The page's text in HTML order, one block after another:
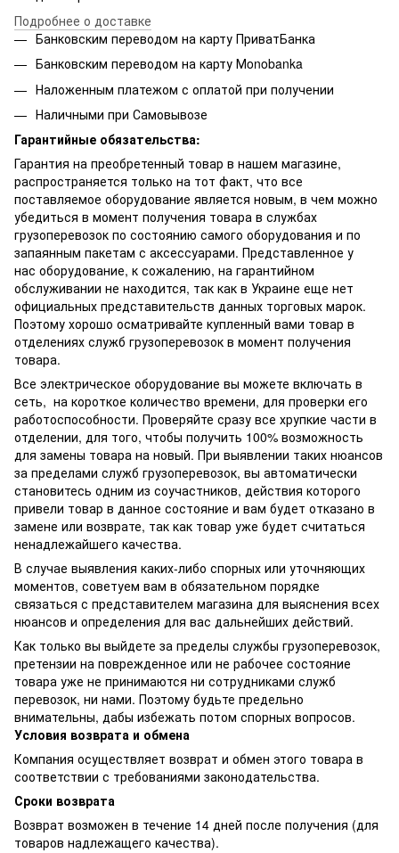
Подробнее о доставке
Банковским переводом на карту ПриватБанка
Банковским переводом на карту Мonobanka
Наложенным платежом с оплатой при получении
Наличными при Самовывозе
Гарантийные обязательства:
Гарантия на преобретенный товар в нашем магазине,
распространяется только на тот факт, что все
поставляемое оборудование является новым, в чем можно
убедиться в момент получения товара в службах
грузоперевозок по состоянию самого оборудования и по
запаянным пакетам с аксессуарами. Представленное у
нас оборудование, к сожалению, на гарантийном
обслуживании не находится, так как в Украине еще нет
официальных представительств данных торговых марок.
Поэтому хорошо осматривайте купленный вами товар в
отделениях служб грузоперевозок в момент получения
товара.
Все электрическое оборудование вы можете включать в
сеть, на короткое количество времени, для проверки его
работоспособности. Проверяйте сразу все хрупкие части в
отделении, для того, чтобы получить 100% возможность
для замены товара на новый. При выявлении таких нюансов
за пределами служб грузоперевозок, вы автоматически
становитесь одним из соучастников, действия которого
привели товар в данное состояние и вам будет отказано в
замене или возврате, так как товар уже будет считаться
ненадлежайшего качества.
В случае выявления каких-либо спорных или уточняющих
моментов, советуем вам в обязательном порядке
связаться с представителем магазина для выяснения всех
нюансов и определения для вас дальнейших действий.
Как только вы выйдете за пределы службы грузоперевозок,
претензии на поврежденное или не рабочее состояние
товара уже не принимаются ни сотрудниками служб
перевозок, ни нами. Поэтому будьте предельно
внимательны, дабы избежать потом спорных вопросов.
Условия возврата и обмена
Компания осуществляет возврат и обмен этого товара в
соответствии с требованиями законодательства.
Сроки возврата
Возврат возможен в течение 14 дней после получения (для
товаров надлежащего качества).